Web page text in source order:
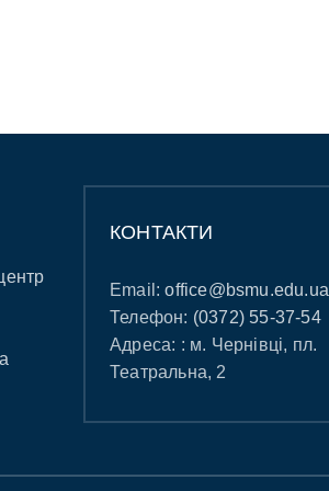
КОНТАКТИ
Email:office@bsmu.edu.ua
Телефон: (0372) 55-37-54
Адреса: : м. Чернівці, пл.
Театральна, 2